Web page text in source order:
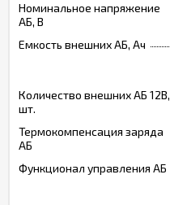
Номинальное напряжение
АБ, В
Емкость внешних АБ, Ач
Количество внешних АБ 12В,
шт.
Термокомпенсация заряда
АБ
Функционал управления АБ